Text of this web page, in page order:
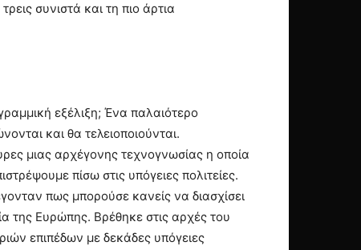
συνιστά και τη πιο άρτια
εξέλιξη; Ένα παλαιότερο
και θα τελειοποιούνται.
μιας αρχέγονης τεχνογνωσίας η οποία
πίσω στις υπόγειες πολιτείες.
πως μπορούσε κανείς να διασχίσει
της Ευρώπης. Βρέθηκε στις αρχές του
επιπέδων με δεκάδες υπόγειες